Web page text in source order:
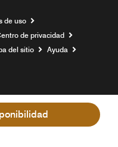
nueva
de uso
de privacidad
del sitio Ayuda